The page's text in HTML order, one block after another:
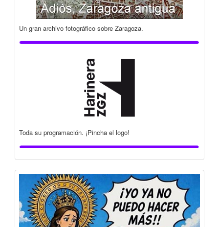
Un gran archivo fotográfico sobre Zaragoza.
Toda su programación. ¡Pincha el logo!